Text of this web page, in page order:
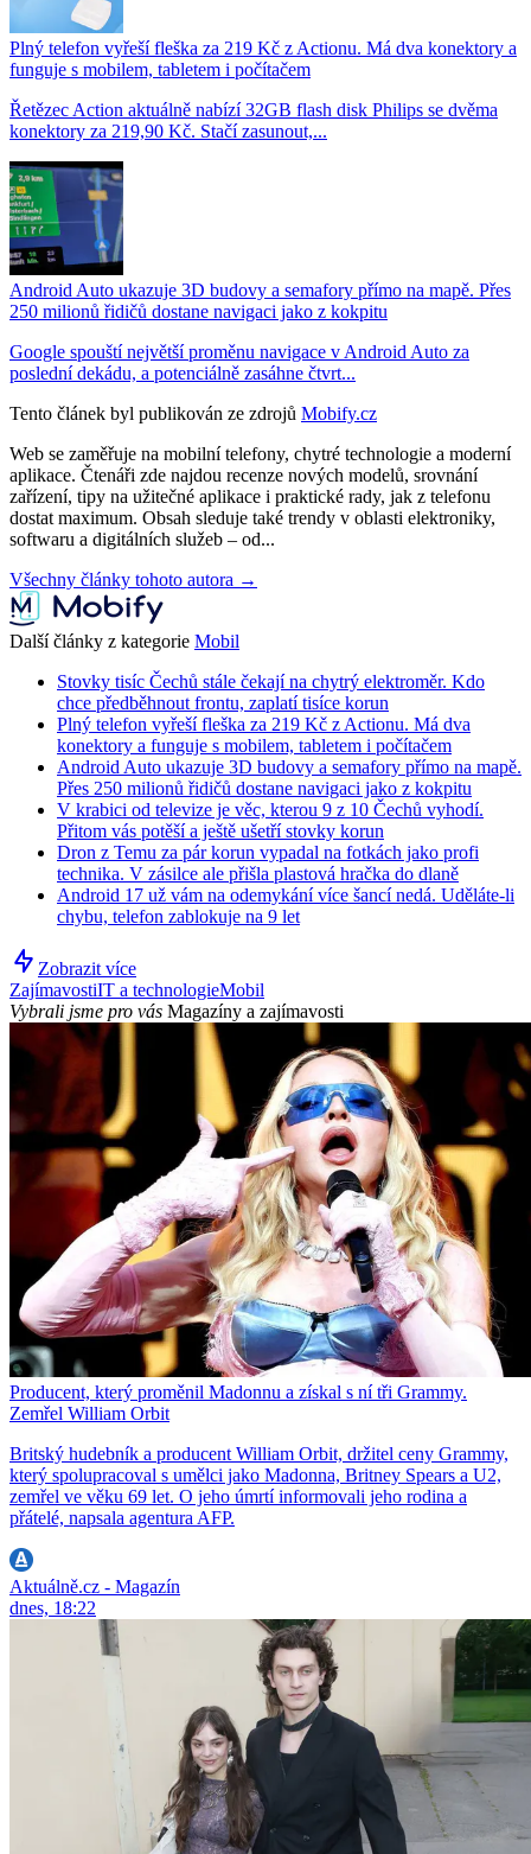
Plný telefon vyřeší fleška za 219 Kč z Actionu. Má dva konektory a
funguje s mobilem, tabletem i počítačem
Řetězec Action aktuálně nabízí 32GB flash disk Philips se dvěma
konektory za 219,90 Kč. Stačí zasunout,...
Android Auto ukazuje 3D budovy a semafory přímo na mapě. Přes
250 milionů řidičů dostane navigaci jako z kokpitu
Google spouští největší proměnu navigace v Android Auto za
poslední dekádu, a potenciálně zasáhne čtvrt...
Tento článek byl publikován ze zdrojů Mobify.cz
Web se zaměřuje na mobilní telefony, chytré technologie a moderní
aplikace. Čtenáři zde najdou recenze nových modelů, srovnání
zařízení, tipy na užitečné aplikace i praktické rady, jak z telefonu
dostat maximum. Obsah sleduje také trendy v oblasti elektroniky,
softwaru a digitálních služeb – od...
Všechny články tohoto autora →
Další články z kategorie Mobil
Stovky tisíc Čechů stále čekají na chytrý elektroměr. Kdo
chce předběhnout frontu, zaplatí tisíce korun
Plný telefon vyřeší fleška za 219 Kč z Actionu. Má dva
konektory a funguje s mobilem, tabletem i počítačem
Android Auto ukazuje 3D budovy a semafory přímo na mapě.
Přes 250 milionů řidičů dostane navigaci jako z kokpitu
V krabici od televize je věc, kterou 9 z 10 Čechů vyhodí.
Přitom vás potěší a ještě ušetří stovky korun
Dron z Temu za pár korun vypadal na fotkách jako profi
technika. V zásilce ale přišla plastová hračka do dlaně
Android 17 už vám na odemykání více šancí nedá. Uděláte-li
chybu, telefon zablokuje na 9 let
Zobrazit více
ZajímavostiIT a technologieMobil
Vybrali jsme pro vás Magazíny a zajímavosti
Producent, který proměnil Madonnu a získal s ní tři Grammy.
Zemřel William Orbit
Britský hudebník a producent William Orbit, držitel ceny Grammy,
který spolupracoval s umělci jako Madonna, Britney Spears a U2,
zemřel ve věku 69 let. O jeho úmrtí informovali jeho rodina a
přátelé, napsala agentura AFP.
Aktuálně.cz - Magazín
dnes, 18:22